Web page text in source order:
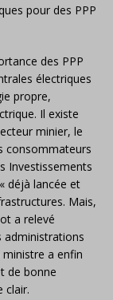
pour des PPP
des PPP
électriques
propre,
Il existe
minier, le
consommateurs
Investissements
déjà lancée et
Mais,
a relevé
administrations
a enfin
de bonne
clair.